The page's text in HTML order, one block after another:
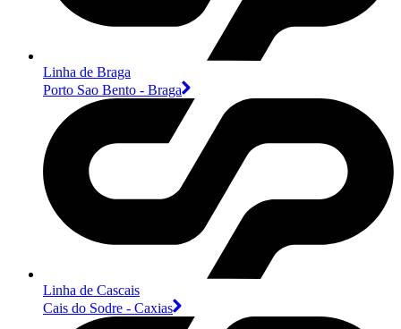
Linha de Braga
Porto Sao Bento - Braga
Linha de Cascais
Cais do Sodre - Caxias